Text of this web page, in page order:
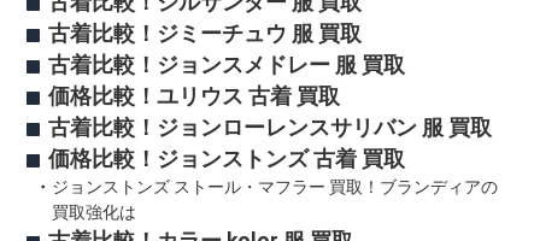
古着比較！ジミーチュウ 服 買取
古着比較！ジョンスメドレー 服 買取
価格比較！ユリウス 古着 買取
古着比較！ジョンローレンスサリバン 服 買取
価格比較！ジョンストンズ 古着 買取
ジョンストンズ ストール・マフラー 買取！ブランディアの
買取強化は